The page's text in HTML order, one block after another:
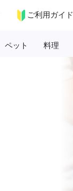
ご利用ガイド
ペット 料理